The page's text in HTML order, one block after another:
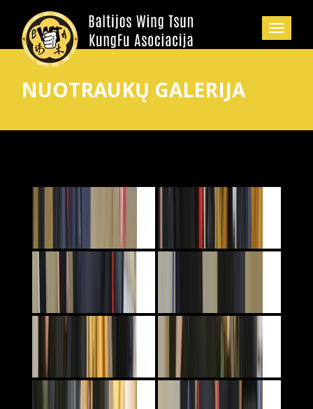
NUOTRAUKŲ GALERIJA